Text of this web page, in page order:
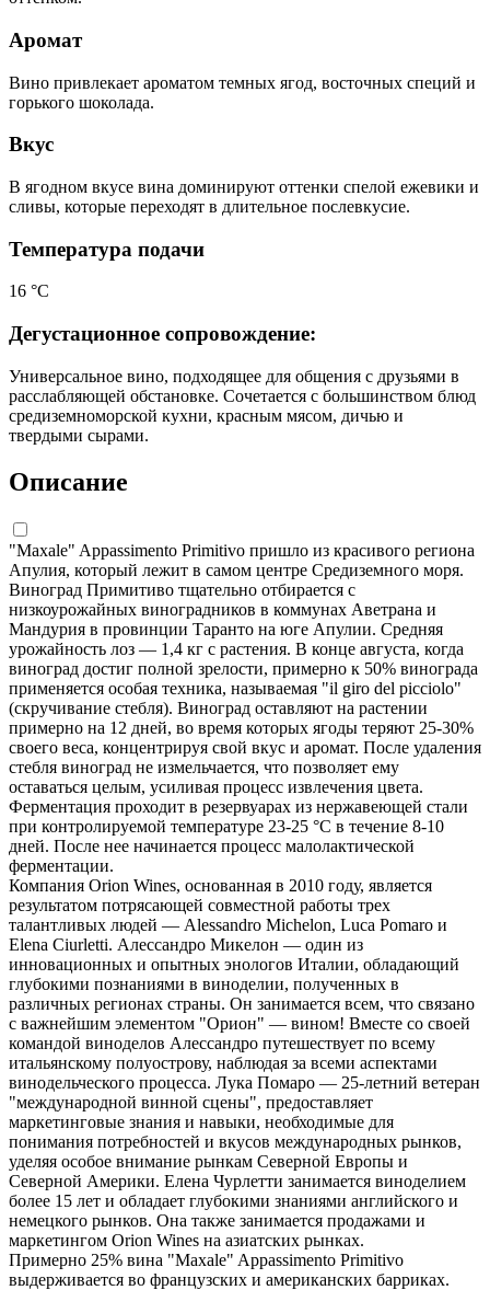
Аромат
Вино привлекает ароматом темных ягод, восточных специй и
горького шоколада.
Вкус
В ягодном вкусе вина доминируют оттенки спелой ежевики и
сливы, которые переходят в длительное послевкусие.
Температура подачи
16 °С
Дегустационное сопровождение:
Универсальное вино, подходящее для общения с друзьями в
расслабляющей обстановке. Сочетается с большинством блюд
средиземноморской кухни, красным мясом, дичью и
твердыми сырами.
Описание
"Maxale" Appassimento Primitivo пришло из красивого региона
Апулия, который лежит в самом центре Средиземного моря.
Виноград Примитиво тщательно отбирается с
низкоурожайных виноградников в коммунах Аветрана и
Мандурия в провинции Таранто на юге Апулии. Средняя
урожайность лоз — 1,4 кг с растения. В конце августа, когда
виноград достиг полной зрелости, примерно к 50% винограда
применяется особая техника, называемая "il giro del picciolo"
(скручивание стебля). Виноград оставляют на растении
примерно на 12 дней, во время которых ягоды теряют 25-30%
своего веса, концентрируя свой вкус и аромат. После удаления
стебля виноград не измельчается, что позволяет ему
оставаться целым, усиливая процесс извлечения цвета.
Ферментация проходит в резервуарах из нержавеющей стали
при контролируемой температуре 23-25 °С в течение 8-10
дней. После нее начинается процесс малолактической
ферментации.
Компания Orion Wines, основанная в 2010 году, является
результатом потрясающей совместной работы трех
талантливых людей — Alessandro Michelon, Luca Pomaro и
Elena Ciurletti. Алессандро Микелон — один из
инновационных и опытных энологов Италии, обладающий
глубокими познаниями в виноделии, полученных в
различных регионах страны. Он занимается всем, что связано
с важнейшим элементом "Орион" — вином! Вместе со своей
командой виноделов Алессандро путешествует по всему
итальянскому полуострову, наблюдая за всеми аспектами
винодельческого процесса. Лука Помаро — 25-летний ветеран
"международной винной сцены", предоставляет
маркетинговые знания и навыки, необходимые для
понимания потребностей и вкусов международных рынков,
уделяя особое внимание рынкам Северной Европы и
Северной Америки. Елена Чурлетти занимается виноделием
более 15 лет и обладает глубокими знаниями английского и
немецкого рынков. Она также занимается продажами и
маркетингом Orion Wines на азиатских рынках.
Примерно 25% вина "Maxale" Appassimento Primitivo
выдерживается во французских и американских барриках.